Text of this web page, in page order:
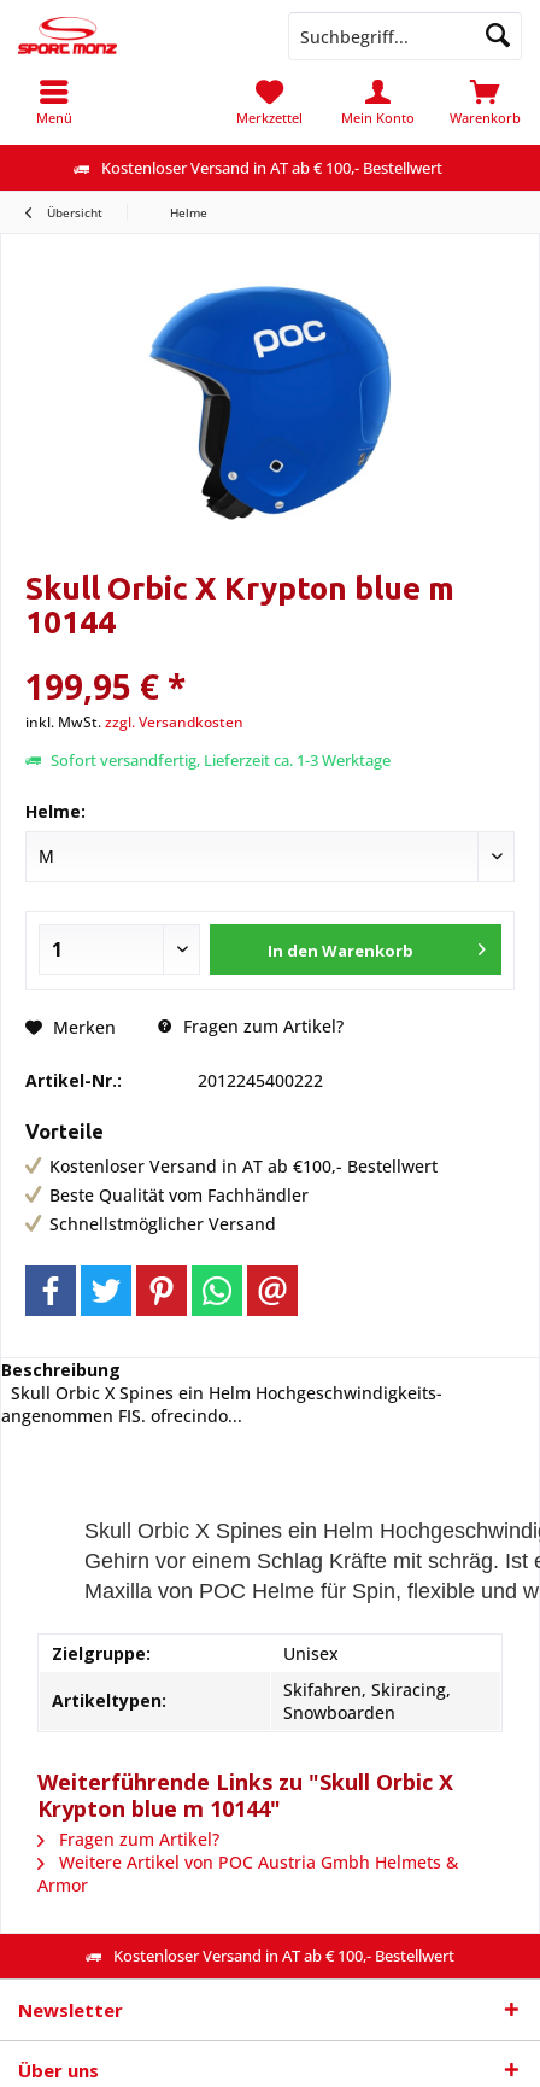
Kostenloser Versand in AT ab € 100,- Bestellwert
Menü Warenkorb
Merkzettel Mein Konto
Übersicht Helme
Skull Orbic X Krypton blue m
10144
199,95 € *
inkl. MwSt.zzgl. Versandkosten
Sofort versandfertig, Lieferzeit ca. 1-3 Werktage
Helme:
In den Warenkorb
Merken Fragen zum Artikel?
Artikel-Nr.: 2012245400222
Vorteile
Kostenloser Versand in AT ab €100,- Bestellwert
Beste Qualität vom Fachhändler
Schnellstmöglicher Versand
Beschreibung
Skull Orbic X Spines ein Helm Hochgeschwindigkeits-
angenommen FIS. ofrecindo...
Skull Orbic X Spines ein Helm
Gehirn vor einem Schlag Kräfte mit schräg.
Maxilla von POC Helme für Spin, flexible und
Zielgruppe: Unisex
Artikeltypen:
Skifahren, Skiracing,
Snowboarden
Weiterführende Links zu "Skull Orbic X
Krypton blue m 10144"
Fragen zum Artikel?
Weitere Artikel von POC Austria Gmbh Helmets &
Armor
Kostenloser Versand in AT ab € 100,- Bestellwert
Newsletter
Über uns